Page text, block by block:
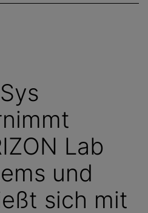
Lab
und
sich mit